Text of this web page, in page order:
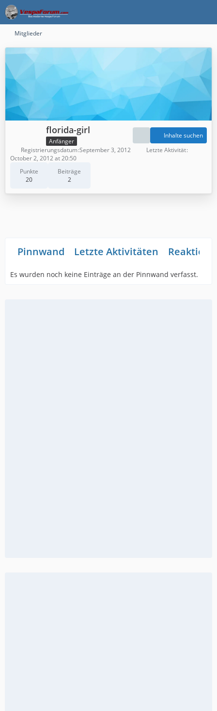
Mitglieder
florida-girl
Anfänger
Punkte
20
Beiträge
2
Inhalte suchen
Registrierungsdatum September 3, 2012
Letzte Aktivität
October 2, 2012 at 20:50
Pinnwand Letzte Aktivitäten
Es wurden noch keine Einträge an der Pinnwand verfasst.